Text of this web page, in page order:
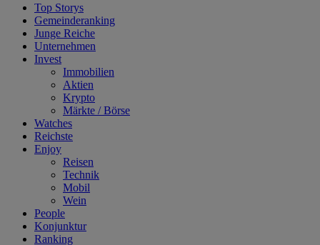
Top Storys
Gemeinderanking
Junge Reiche
Unternehmen
Invest
Immobilien
Aktien
Krypto
Märkte / Börse
Watches
Reichste
Enjoy
Reisen
Technik
Mobil
Wein
People
Konjunktur
Ranking